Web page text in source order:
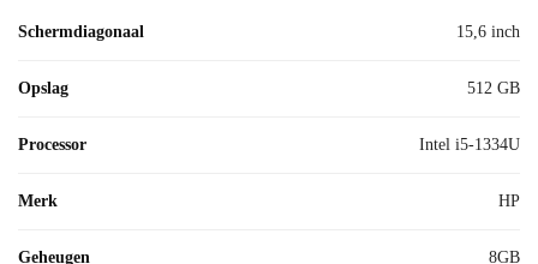
Schermdiagonaal 15,6 inch
Opslag 512 GB
Processor Intel i5-1334U
Merk HP
Geheugen 8GB